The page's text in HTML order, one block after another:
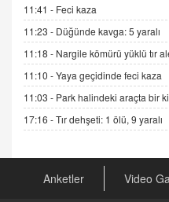
GÖNÜL
Şifacının Yolu
04.11.2025 12:56
AV. RÜMEYSA
Kira
Arabulucuya
CAN UĞURATEŞ
Değişen
11:41 - Feci kaza
11:23 - Düğünde kavga: 5 yaralı
11:18 - Nargile kömürü yüklü tır
11:10 -Yaya geçidinde feci kaza
11:03 - Park halindeki araçta bir
17:16 -Tır dehşeti: 1 ölü, 9 yaralı
Anketler Video